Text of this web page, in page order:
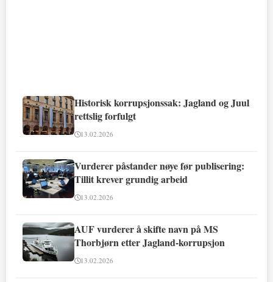
Historisk korrupsjonssak: Jagland og Juul
rettslig forfulgt
13.02.2026
Vurderer påstander nøye før publisering:
Tillit krever grundig arbeid
13.02.2026
AUF vurderer å skifte navn på MS
Thorbjørn etter Jagland-korrupsjon
13.02.2026